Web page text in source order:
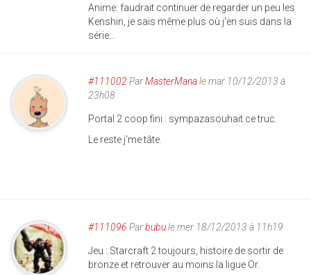
Anime: faudrait continuer de regarder un peu les
Kenshin, je sais même plus où j'en suis dans la
série...
#111002 ParMasterManale mar 10/12/2013 à
23h08
Portal 2 coop fini : sympazasouhait ce truc.
Le reste j'me tâte.
#111096 Parbubule mer 18/12/2013 à 11h19
Jeu : Starcraft 2 toujours, histoire de sortir de
bronze et retrouver au moins la ligue Or.